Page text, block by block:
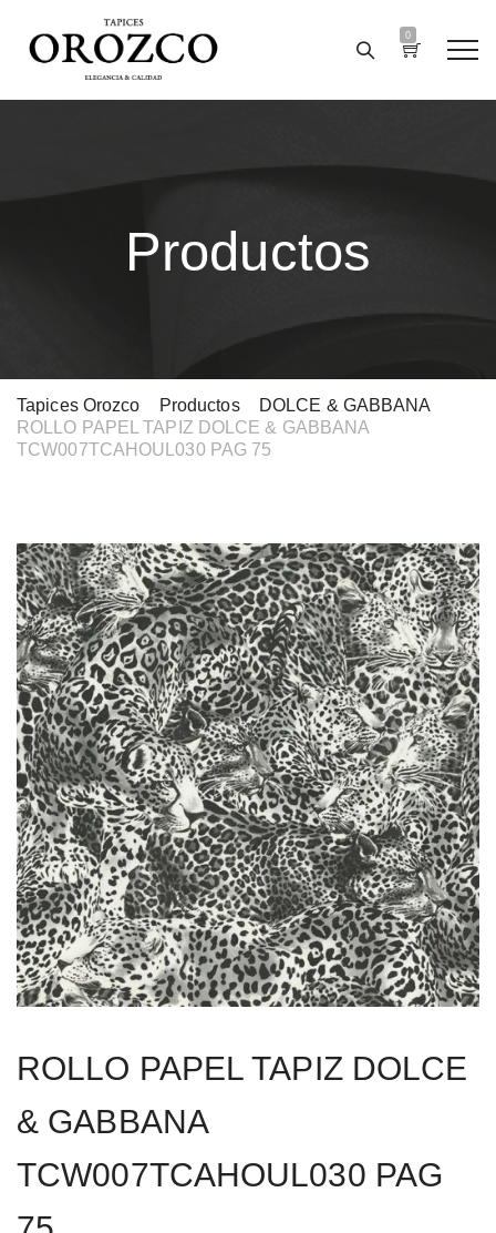
0
Productos
Tapices Orozco Productos> DOLCE & GABBANA
ROLLO PAPEL TAPIZ DOLCE & GABBANA
TCW007TCAHOUL030 PAG 75
ROLLO PAPEL TAPIZ DOLCE
& GABBANA
TCW007TCAHOUL030 PAG